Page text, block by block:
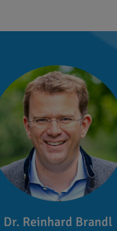
Dr. Reinhard Brandl